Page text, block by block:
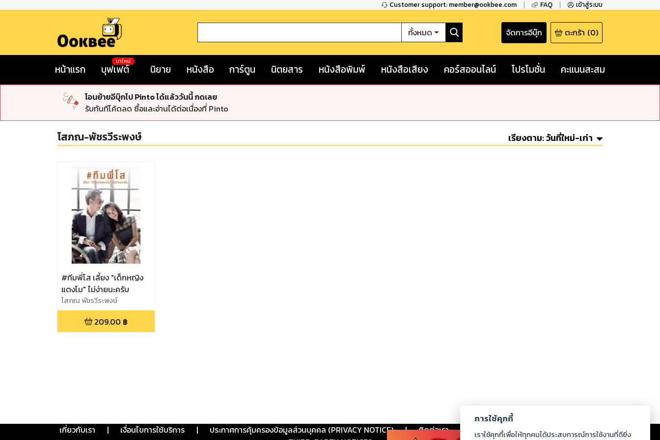
Customer support: member@ookbee.com FAQ เข้าสู่ระบบ
ทั้งหมด จัดการอีบุ๊ก ตะกร้า (0)
หน้าแรก บุฟเฟต์
มาใหม่
นิยาย หนังสือ การ์ตูน นิตยสาร หนังสือพิมพ์ หนังสือเสียง คอร์สออนไลน์ โปรโมชั่น คะแนนสะสม
โอนย้ายอีบุ๊กไป Pinto ได้แล้ววันนี้ กดเลย
รับทันทีโค้ดลด ซื้อและอ่านได้ต่อเนื่องที่ Pinto
โสภณ-พัชรวีระพงษ์ เรียงตาม:วันที่ใหม่-เก่า
#ทีมพี่โส เลี้ยง "เด็กหญิง
แตงโม" ไม่ง่ายนะครับ
โสภณ พัชรวีระพงษ์
209.00 ฿
เกี่ยวกับเรา | เงื่อนไขการใช้บริการ | ประกาศการคุ้มครองข้อมูลส่วนบุคคล (PRIVACY NOTICE) | ติดต่อเรา ร่วมงานกับเรา ดาวน์โหลด
การใช้คุกกี้
เราใช้คุกกี้เพื่อให้ทุกคนได้ประสบการณ์การใช้งานที่ดียิ่ง